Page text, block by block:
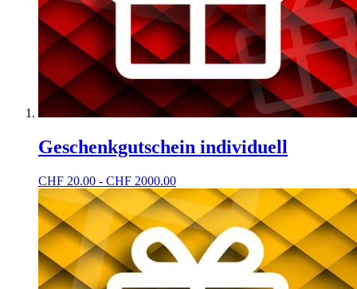
Geschenkgutschein individuell
CHF 20.00 - CHF 2000.00